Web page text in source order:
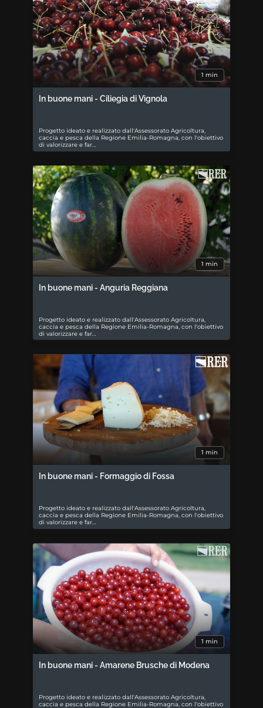
1 min
In buone mani - Ciliegia di Vignola
Progetto ideato e realizzato dall'Assessorato Agricoltura,
caccia e pesca della Regione Emilia-Romagna, con l'obiettivo
di valorizzare e far…
1 min
In buone mani - Anguria Reggiana
Progetto ideato e realizzato dall'Assessorato Agricoltura,
caccia e pesca della Regione Emilia-Romagna, con l'obiettivo
di valorizzare e far…
1 min
In buone mani - Formaggio di Fossa
Progetto ideato e realizzato dall'Assessorato Agricoltura,
caccia e pesca della Regione Emilia-Romagna, con l'obiettivo
di valorizzare e far…
1 min
In buone mani - Amarene Brusche di Modena
Progetto ideato e realizzato dall'Assessorato Agricoltura,
caccia e pesca della Regione Emilia-Romagna, con l'obiettivo